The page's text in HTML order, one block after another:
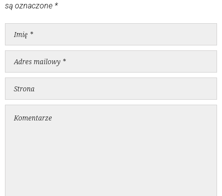
są oznaczone *